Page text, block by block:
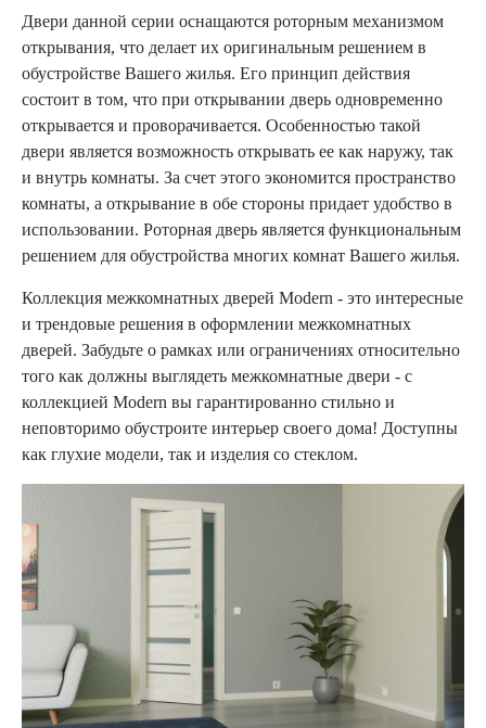
Двери данной серии оснащаются роторным механизмом
открывания, что делает их оригинальным решением в
обустройстве Вашего жилья. Его принцип действия
состоит в том, что при открывании дверь одновременно
открывается и проворачивается. Особенностью такой
двери является возможность открывать ее как наружу, так
и внутрь комнаты. За счет этого экономится пространство
комнаты, а открывание в обе стороны придает удобство в
использовании. Роторная дверь является функциональным
решением для обустройства многих комнат Вашего жилья.
Коллекция межкомнатных дверей Modern - это интересные
и трендовые решения в оформлении межкомнатных
дверей. Забудьте о рамках или ограничениях относительно
того как должны выглядеть межкомнатные двери - с
коллекцией Modern вы гарантированно стильно и
неповторимо обустроите интерьер своего дома! Доступны
как глухие модели, так и изделия со стеклом.